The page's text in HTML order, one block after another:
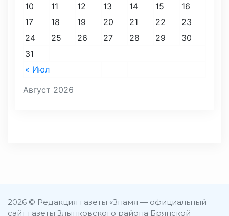
Август 2026
« Июл
10
11 12 13 14 15
16
17
18 19 20 21 22
23
24
25 26 27 28 29
30
31
2026 © Редакция газеты «Знамя — официальный
сайт газеты Злынковского района Брянской